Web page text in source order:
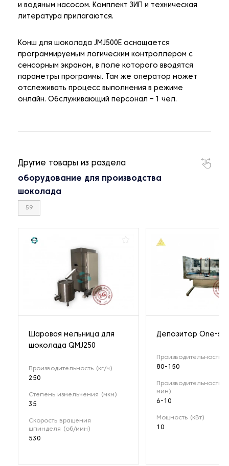
и водяным насосом. Комплект ЗИП и техническая
литература прилагаются.
Конш для шоколада JMJ500E оснащается
программируемым логическим контроллером с
сенсорным экраном, в поле которого вводятся
параметры программы. Там же оператор может
отслеживать процесс выполнения в режиме
онлайн. Обслуживающий персонал – 1 чел.
Другие товары из раздела
оборудование для производства
шоколада
59
Шаровая мельница для
шоколада QMJ250
Производительность (кг/ч)
250
Степень измельчения (мкм)
35
Скорость вращения
шпинделя (об/мин)
530
Депозитор One-
Производительность
80-150
Производительность
мин)
6-10
Мощность (кВт)
10